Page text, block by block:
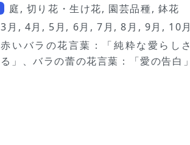
庭, 切り花・生け花, 園芸品種, 鉢花
3月, 4月, 5月, 6月, 7月, 8月, 9月, 10
赤いバラの花言葉：「純粋な愛らし
る」、バラの蕾の花言葉：「愛の告白」